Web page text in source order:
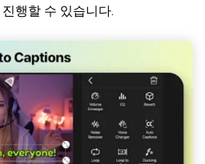
행할 수 있습니다.